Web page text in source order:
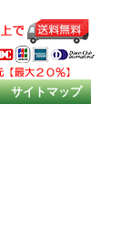
サイトマップ